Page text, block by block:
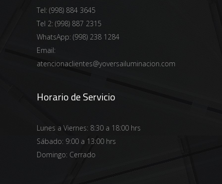
Tel: (998) 884 3645
Tel 2: (998) 887 2315
WhatsApp: (998) 238 1284
Email:
atencionaclientes@yoversailuminacion.com
Horario de Servicio
Lunes a Viernes: 8:30 a 18:00 hrs
Sábado: 9:00 a 13:00 hrs
Domingo: Cerrado